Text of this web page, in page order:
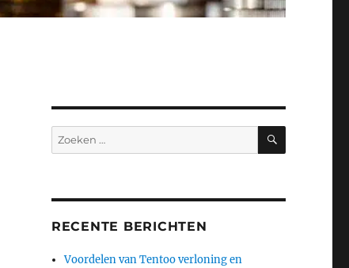
Zoeken
naar:
ZOEKEN
RECENTE BERICHTEN
Voordelen van Tentoo verloning en